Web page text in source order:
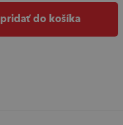
pridať do košíka